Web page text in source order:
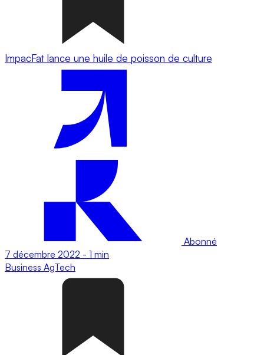
ImpacFat lance une huile de poisson de culture
Abonné
7 décembre 2022 - 1 min
Business AgTech